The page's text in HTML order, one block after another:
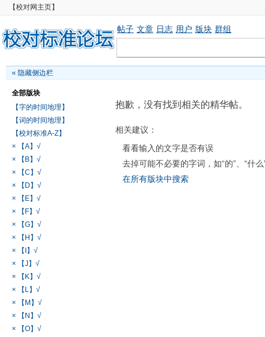
【校对网主页】
帖子 文章 日志 用户 版块 群组
« 隐藏侧边栏
全部版块
【字的时间地理】
【词的时间地理】
【校对标准A-Z】
× 【A】√
× 【B】√
× 【C】√
× 【D】√
× 【E】√
× 【F】√
× 【G】√
× 【H】√
× 【I】√
× 【J】√
× 【K】√
× 【L】√
× 【M】√
× 【N】√
× 【O】√
抱歉，没有找到相关的精华帖。
相关建议：
看看输入的文字是否有误
去掉可能不必要的字词，如“的”、“什么
在所有版块中搜索